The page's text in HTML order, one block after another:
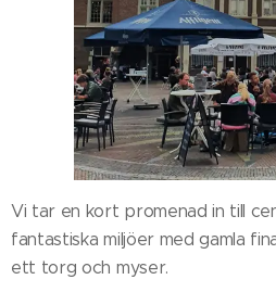
Vi tar en kort promenad in till
fantastiska miljöer med gamla
ett torg och myser.